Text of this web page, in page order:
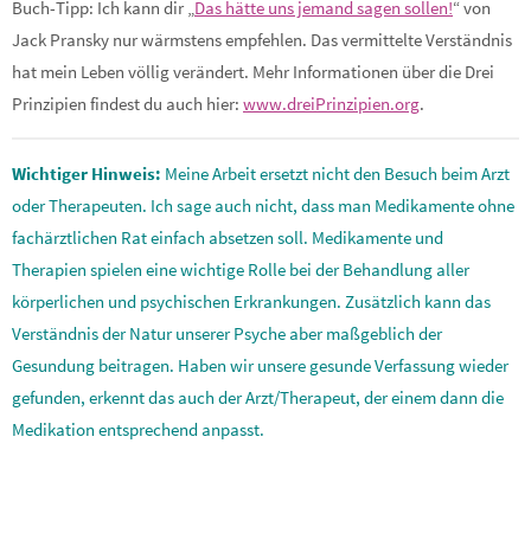
Buch-Tipp: Ich kann dir „Das hätte uns jemand sagen sollen!“ von
Jack Pransky nur wärmstens empfehlen. Das vermittelte Verständnis
hat mein Leben völlig verändert. Mehr Informationen über die Drei
Prinzipien findest du auch hier: www.dreiPrinzipien.org.
Wichtiger Hinweis: Meine Arbeit ersetzt nicht den Besuch beim Arzt
oder Therapeuten. Ich sage auch nicht, dass man Medikamente ohne
fachärztlichen Rat einfach absetzen soll. Medikamente und
Therapien spielen eine wichtige Rolle bei der Behandlung aller
körperlichen und psychischen Erkrankungen. Zusätzlich kann das
Verständnis der Natur unserer Psyche aber maßgeblich der
Gesundung beitragen. Haben wir unsere gesunde Verfassung wieder
gefunden, erkennt das auch der Arzt/Therapeut, der einem dann die
Medikation entsprechend anpasst.